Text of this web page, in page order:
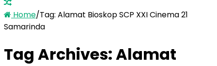
Home/Tag: Alamat Bioskop SCP XXI Cinema 21
Samarinda
Tag Archives:Alamat